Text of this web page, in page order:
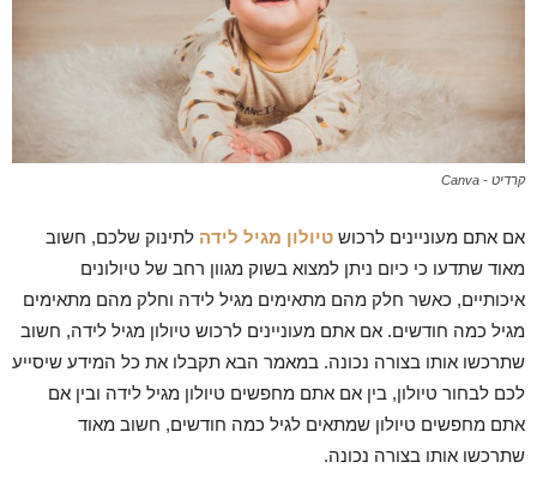
קרדיט - Canva
אם אתם מעוניינים לרכוש טיולון מגיל לידה לתינוק שלכם, חשוב
מאוד שתדעו כי כיום ניתן למצוא בשוק מגוון רחב של טיולונים
איכותיים, כאשר חלק מהם מתאימים מגיל לידה וחלק מהם מתאימים
מגיל כמה חודשים. אם אתם מעוניינים לרכוש טיולון מגיל לידה, חשוב
שתרכשו אותו בצורה נכונה. במאמר הבא תקבלו את כל המידע שיסייע
לכם לבחור טיולון, בין אם אתם מחפשים טיולון מגיל לידה ובין אם
אתם מחפשים טיולון שמתאים לגיל כמה חודשים, חשוב מאוד
שתרכשו אותו בצורה נכונה.